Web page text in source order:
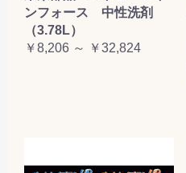
ンフォース 中性洗剤
（3.78L）
￥8,206 ～ ￥32,824